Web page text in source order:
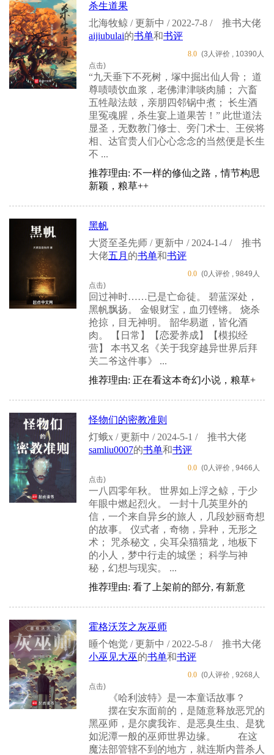
杀生道果
北海牧鲸 / 更新中 / 2022-7-8 /
推书大佬
aijiubulai的书单和书评
8.0 (3人评价 , 10390人
点击)
“九天垂下不死树，塚中掘出仙人骨； 道
尊啧啧饮血浆，老佛津津啖肉脯； 六畜
五牲敲法鼓，亲朋四邻锅中煮； 长生酒
里冤魂腥，杀生宴上道果苦！” 此世道法
显圣，无数教门修士、旁门术士、王侯将
相、达官贵人们心心念念的当然便是长生
不 ...
推荐理由: 不一样的修仙之路，情节构思
新颖，粮草++
黑帆
大贤至圣先师 / 更新中 / 2024-1-4 /
推书
大佬五月 的书单和书评
0.0 (0人评价 , 9849人
点击)
回过神时……已是亡命徒。 碧蓝深处，
黑帆飘扬。 金银财宝，血刃铿锵。 烧杀
抢掠，目无神明。 韶华易逝，皆化酒
肉。 【日常】【恋爱养成】【模拟经
营】 本书又名《关于我穿越异世界后拜
关二爷这件事》 ...
推荐理由: 正在看这本奇幻小说，粮草+
怪物们的密教准则
灯蛾x / 更新中 / 2024-5-1 /
推书大佬
samliu0007的书单和书评
0.0 (0人评价 , 9466人
点击)
一八四零年秋。 世界如上浮之鲸，于少
年眼中燃起烈火。 一封十几英里外的
信，一个来自异乡的旅人，几段妙丽奇想
的故事。 仪式者，奇物，异种，无形之
术； 咒杀秘文，尖耳朵猫猫龙，地板下
的小人，梦中行走的城堡； 科学与神
秘，幻想与现实。 ...
推荐理由: 看了上架前的部分, 有新意
霍格沃茨之灰巫师
睡个饱觉 / 更新中 / 2022-5-8 /
推书大佬
小巫见大巫的书单和书评
0.0 (0人评价 , 9268人
点击)
《哈利波特》是一本童话故事？
摆在安东面前的，是随意释放恶咒的
黑巫师，是尔虞我诈、是恶臭生虫、是犹
如泥潭一般的巫师世界边缘。 在这
魔法部管辖不到的地方，就连斯内普杀人